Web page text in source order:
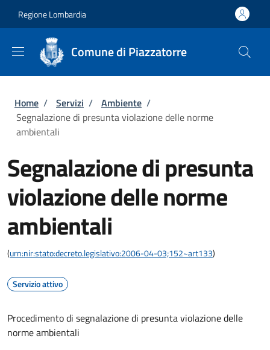
Regione Lombardia
Comune di Piazzatorre
Briciole di pane
Home / Servizi / Ambiente /
Segnalazione di presunta violazione delle norme
ambientali
Segnalazione di presunta
violazione delle norme
ambientali
(urn:nir:stato:decreto.legislativo:2006-04-03;152~art133)
Servizio attivo
Procedimento di segnalazione di presunta violazione delle
norme ambientali